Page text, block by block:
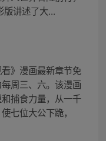
版讲述了大...
》漫画最新章节免
周三、六。该漫画
捕食力量，从一千
七位大公下跪，